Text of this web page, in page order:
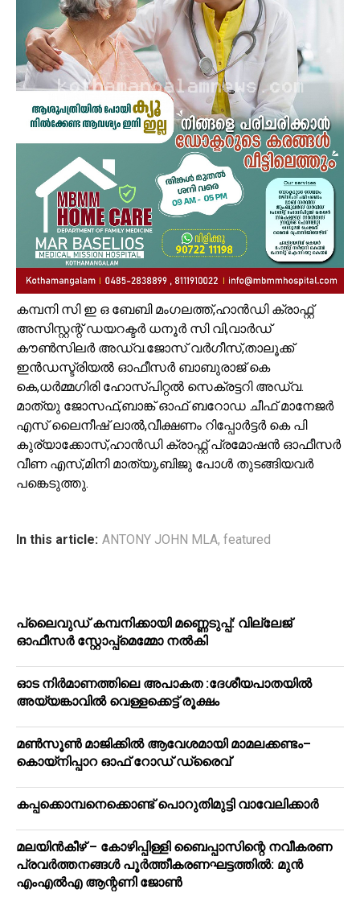
കമ്പനി സി ഇ ഒ ബേബി മംഗലത്ത്,ഹാൻഡി ക്രാഫ്റ്റ്
അസിസ്റ്റന്റ് ഡയറക്ടർ ധനൂർ സി വി,വാർഡ്
കൗൺസിലർ അഡ്വ.ജോസ് വർഗീസ്,താലൂക്ക്
ഇൻഡസ്ട്രിയൽ ഓഫീസർ ബാബുരാജ് കെ
കെ,ധർമ്മഗിരി ഹോസ്പിറ്റൽ സെക്രട്ടറി അഡ്വ.
മാത്യു ജോസഫ്,ബാങ്ക് ഓഫ് ബറോഡ ചീഫ് മാനേജർ
എസ് ലൈനീഷ് ലാൽ,വീക്ഷണം റിപ്പോർട്ടർ കെ പി
കുര്യാക്കോസ്,ഹാൻഡി ക്രാഫ്റ്റ് പ്രമോഷൻ ഓഫീസർ
വീണ എസ്,മിനി മാത്യു,ബിജു പോൾ തുടങ്ങിയവർ
പങ്കെടുത്തു.
In this article: ANTONY JOHN MLA, featured
പ്ലൈവുഡ് കമ്പനിക്കായി മണ്ണെടുപ്പ്: വില്ലേജ്
ഓഫീസർ സ്റ്റോപ്പ്മെമ്മോ നൽകി
ഓട നിർമാണത്തിലെ അപാകത :ദേശീയപാതയിൽ
അയ്യങ്കാവിൽ വെള്ളക്കെട്ട് രൂക്ഷം
മൺസൂൺ മാജിക്കിൽ ആവേശമായി മാമലക്കണ്ടം–
കൊയ്‌നിപ്പാറ ഓഫ് റോഡ് ഡ്രൈവ്
കപ്പക്കൊമ്പനെക്കൊണ്ട് പൊറുതിമുട്ടി വാവേലിക്കാർ
മലയിന്‍കീഴ് – കോഴിപ്പിള്ളി ബൈപ്പാസിന്റെ നവീകരണ
പ്രവര്‍ത്തനങ്ങള്‍ പൂര്‍ത്തീകരണഘട്ടത്തില്‍: മുന്‍
എംഎല്‍എ ആന്റണി ജോണ്‍